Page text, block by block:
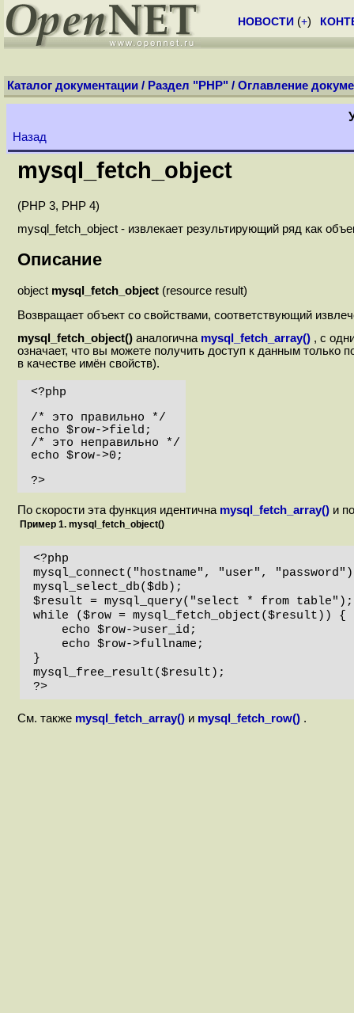
НОВОСТИ (+)
Каталог документации / Раздел "PHP" / Оглавление
Назад
mysql_fetch_object
(PHP 3, PHP 4)
mysql_fetch_object - извлекает результирующий ряд как
Описание
object mysql_fetch_object (resource result)
Возвращает объект со свойствами, соответствующий
mysql_fetch_object() аналогична mysql_fetch_array() , с
означает, что вы можете получить доступ к данным
в качестве имён свойств).
<?php
/* это правильно */
echo $row->field;
/* это неправильно */
echo $row->0;
?>
По скорости эта функция идентична mysql_fetch_array() и
Пример 1. mysql_fetch_object()
<?php
mysql_connect("hostname", "user",
mysql_select_db($db);
$result = mysql_query("select * from table");
while ($row = mysql_fetch_object($result)) {
}
mysql_free_result($result);
?>
См. также mysql_fetch_array() и mysql_fetch_row() .